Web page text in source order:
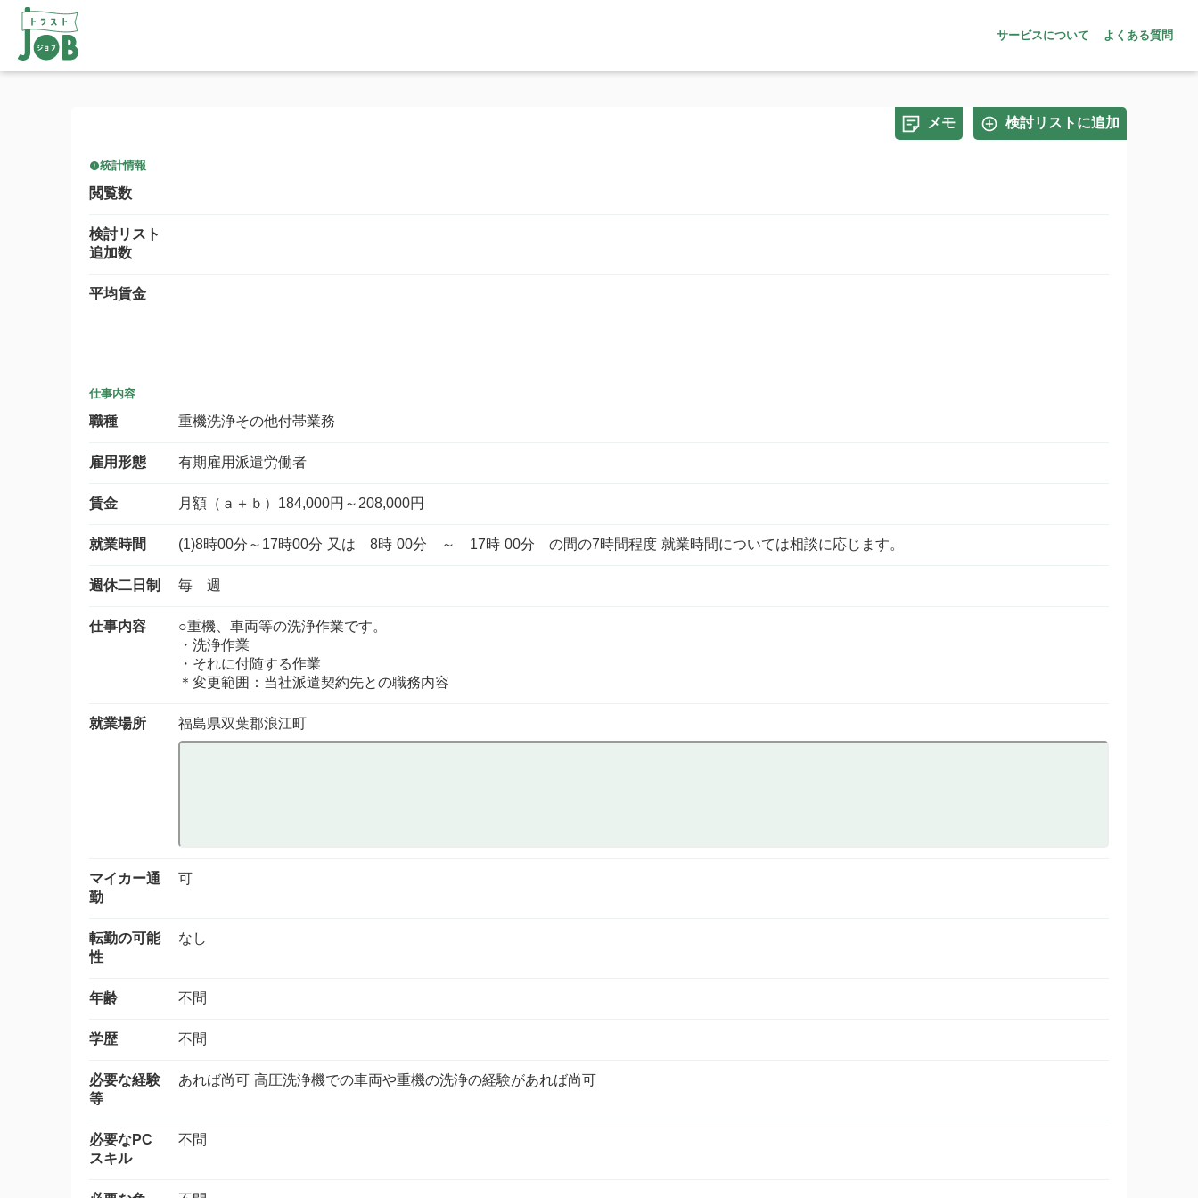
サービスについて よくある質問
メモ 検討リストに追加
統計情報
閲覧数
検討リスト
追加数
平均賃金
仕事内容
職種 重機洗浄その他付帯業務
雇用形態 有期雇用派遣労働者
賃金 月額（ａ＋ｂ）184,000円～208,000円
就業時間 (1)8時00分～17時00分 又は 8時 00分 ～ 17時 00分 の間の7時間程度 就業時間については相談に応じます。
週休二日制 毎 週
仕事内容
○重機、車両等の洗浄作業です。
・洗浄作業
・それに付随する作業
＊変更範囲：当社派遣契約先との職務内容
就業場所 福島県双葉郡浪江町
マイカー通
勤
可
転勤の可能
性
なし
年齢 不問
学歴 不問
必要な経験
等
あれば尚可 高圧洗浄機での車両や重機の洗浄の経験があれば尚可
必要なPC
スキル
不問